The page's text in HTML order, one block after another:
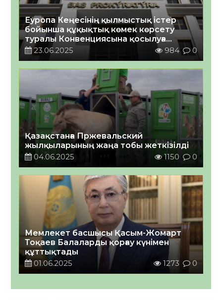
Еуропа Кеңесінің қылмыстық істер
бойынша құқықтық көмек көрсету
туралы Конвенциясына қосылуға
шақыру туралы
23.06.2025 984 0
Қазақстанға Пржевальский
жылқыларының жаңа тобы жеткізілді
04.06.2025
1150 0
Мемлекет басшысы Қасым-Жомарт
Тоқаев Балаларды қорғау күнімен
құттықтады
01.06.2025
1273 0